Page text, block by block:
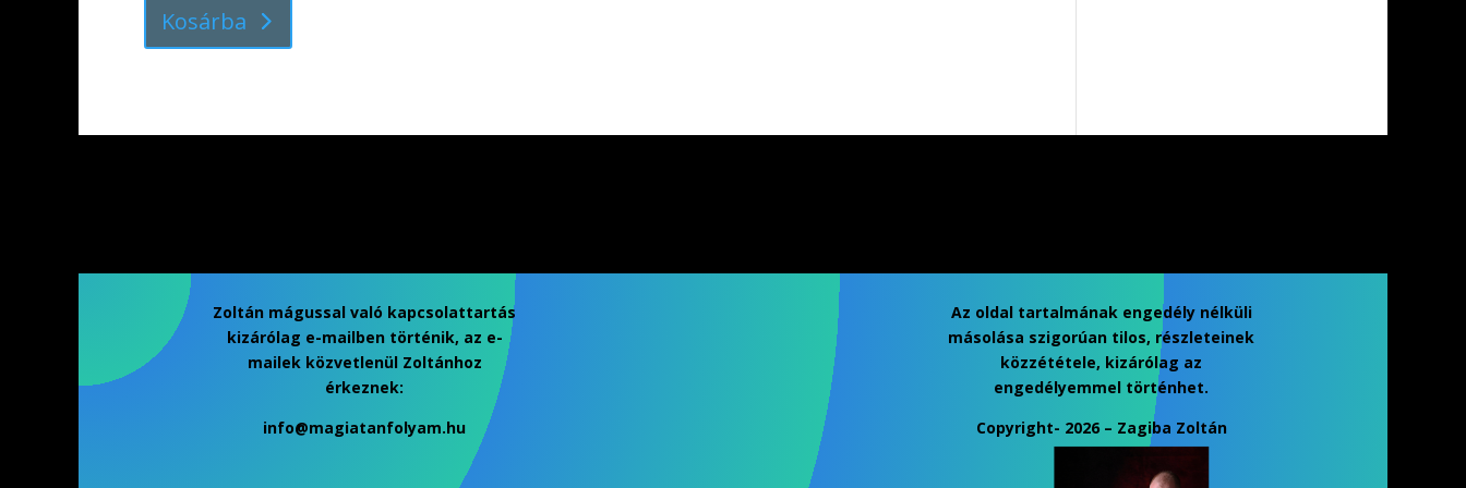
Kosárba
Zoltán mágussal való kapcsolattartás
kizárólag e-mailben történik, az e-
mailek közvetlenül Zoltánhoz
érkeznek:
info@magiatanfolyam.hu
Az oldal tartalmának engedély nélküli
másolása szigorúan tilos, részleteinek
közzététele, kizárólag az
engedélyemmel történhet.
Copyright- 2026 – Zagiba Zoltán